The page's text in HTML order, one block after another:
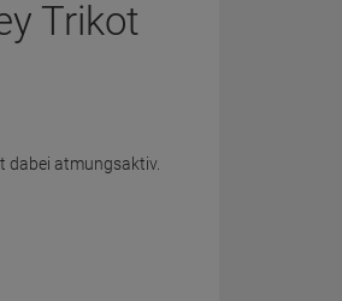
Trikot
dabei atmungsaktiv.